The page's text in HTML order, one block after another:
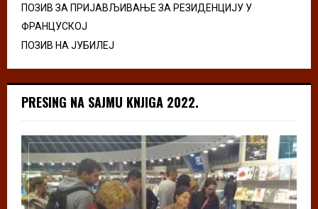
ПОЗИВ ЗА ПРИЈАВЉИВАЊЕ ЗА РЕЗИДЕНЦИЈУ У
ФРАНЦУСКОЈ
ПОЗИВ НА ЈУБИЛЕЈ
PRESING NA SAJMU KNJIGA 2022.